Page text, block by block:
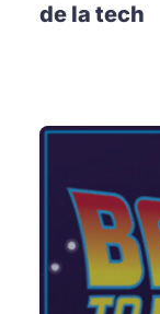
de la tech